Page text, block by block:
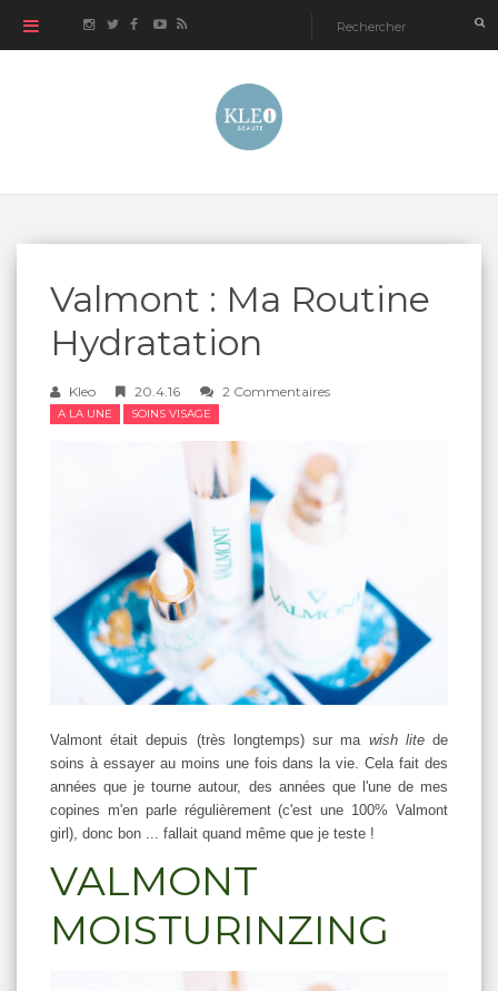
Valmont : Ma Routine
Hydratation
Kleo 20.4.16 2 Commentaires
A LA UNE SOINS VISAGE
Valmont était depuis (très longtemps) sur ma wish litede
soins à essayer au moins une fois dans la vie. Cela fait des
années que je tourne autour, des années que l'une de mes
copines m'en parle régulièrement (c'est une 100% Valmont
girl), donc bon ... fallait quand même que je teste !
VALMONT
MOISTURINZING